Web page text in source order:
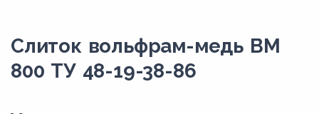
Слиток вольфрам-медь ВМ
800 ТУ 48-19-38-86